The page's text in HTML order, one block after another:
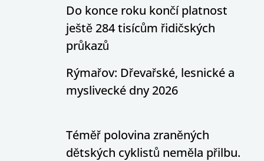
Do konce roku končí platnost
ještě 284 tisícům řidičských
průkazů
Rýmařov: Dřevařské, lesnické a
myslivecké dny 2026
Téměř polovina zraněných
dětských cyklistů neměla přilbu.